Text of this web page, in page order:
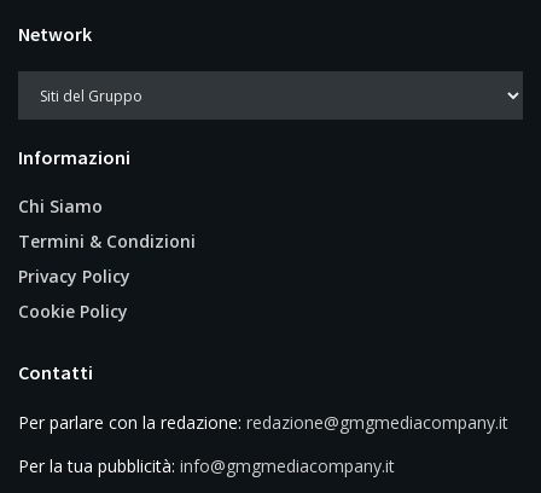
Network
Informazioni
Chi Siamo
Termini & Condizioni
Privacy Policy
Cookie Policy
Contatti
Per parlare con la redazione: redazione@gmgmediacompany.it
Per la tua pubblicità: info@gmgmediacompany.it